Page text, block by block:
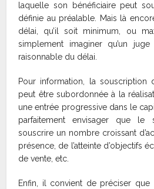
laquelle son bénéficiaire peut
définie au préalable. Mais là
délai, qu’il soit minimum, ou
simplement imaginer qu’un
raisonnable du délai.
Pour information, la souscription
peut être subordonnée à la
une entrée progressive dans le
parfaitement envisager que le
souscrire un nombre croissant
présence, de l’atteinte d’objectifs
de vente, etc.
Enfin, il convient de préciser que